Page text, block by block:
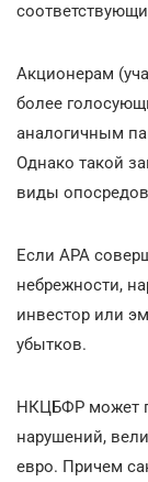
Акционерам
более
аналогичным
Однако такой
виды
Если АРА
небрежности,
инвестор или
убытков.
НКЦБФР может
нарушений,
евро. Причем